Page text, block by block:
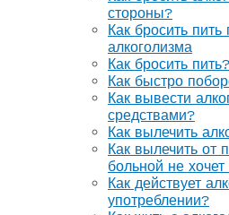
стороны?
Как бросить
алкоголизма
Как бросить
Как быстро
Как вывести
средствами?
Как вылечить
Как вылечить от
больной не
Как действует
употреблении?